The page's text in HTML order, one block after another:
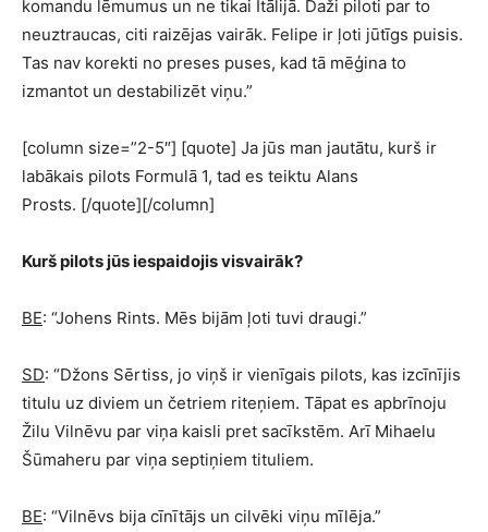
komandu lēmumus un ne tikai Itālijā. Daži piloti par to
neuztraucas, citi raizējas vairāk. Felipe ir ļoti jūtīgs puisis.
Tas nav korekti no preses puses, kad tā mēģina to
izmantot un destabilizēt viņu.”
[column size=”2-5″] [quote] Ja jūs man jautātu, kurš ir
labākais pilots Formulā 1, tad es teiktu Alans
Prosts. [/quote][/column]
Kurš pilots jūs iespaidojis visvairāk?
BE: “Johens Rints. Mēs bijām ļoti tuvi draugi.”
SD: “Džons Sērtiss, jo viņš ir vienīgais pilots, kas izcīnījis
titulu uz diviem un četriem riteņiem. Tāpat es apbrīnoju
Žilu Vilnēvu par viņa kaisli pret sacīkstēm. Arī Mihaelu
Šūmaheru par viņa septiņiem tituliem.
BE: “Vilnēvs bija cīnītājs un cilvēki viņu mīlēja.”